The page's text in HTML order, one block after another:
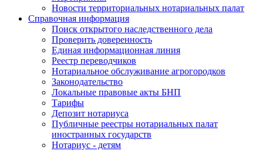
Новости территориальных нотариальных палат
Справочная информация
Поиск открытого наследственного дела
Проверить доверенность
Единая информационная линия
Реестр переводчиков
Нотариальное обслуживание агрогородков
Законодательство
Локальные правовые акты БНП
Тарифы
Депозит нотариуса
Публичные реестры нотариальных палат
иностранных государств
Нотариус - детям